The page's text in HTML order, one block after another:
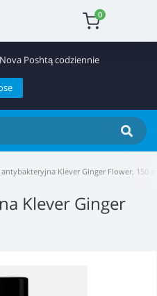
0
Poshtą codziennie
antybakteryjna Klever Ginger Flower, 150
Klever Ginger